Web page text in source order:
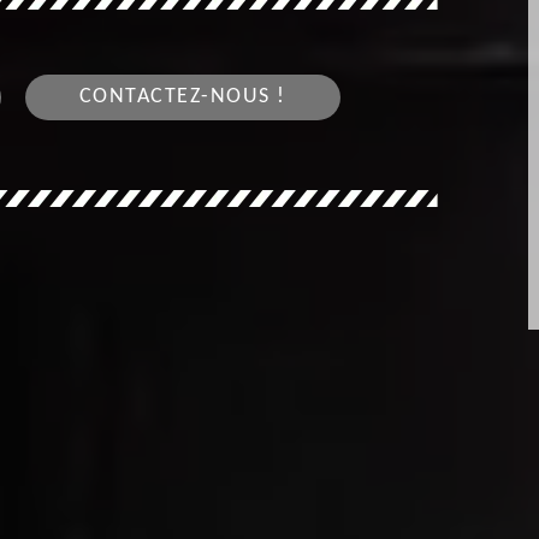
CONTACTEZ-NOUS !